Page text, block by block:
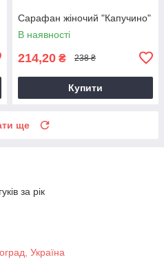
Сарафан жіночий "Капучино"
В наявності
214,20 ₴ 238 ₴
Купити
ще
за рік
Україна